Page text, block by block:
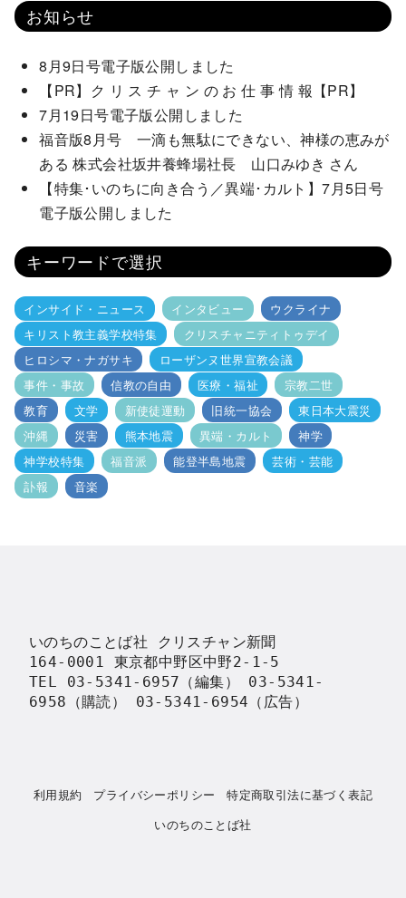
お知らせ
8月9日号電子版公開しました
【PR】ク リ ス チ ャ ン の お 仕 事 情 報【PR】
7月19日号電子版公開しました
福音版8月号 一滴も無駄にできない、神様の恵みが
ある 株式会社坂井養蜂場社長 山口みゆき さん
【特集･いのちに向き合う／異端･カルト】7月5日号
電子版公開しました
キーワードで選択
インサイド・ニュース インタビュー
ウクライナ
キリスト教主義学校特集
クリスチャニティトゥデイ
ヒロシマ・ナガサキ
ローザンヌ世界宣教会議
事件・事故
信教の自由 医療・福祉
宗教二世
教育
文学 新使徒運動 旧統一協会
東日本大震災
沖縄
災害 熊本地震 異端・カルト
神学
神学校特集
福音派 能登半島地震
芸術・芸能
訃報
音楽
いのちのことば社 クリスチャン新聞
164-0001 東京都中野区中野2-1-5
TEL 03-5341-6957（編集） 03-5341-
6958（購読） 03-5341-6954（広告）
利用規約 プライバシーポリシー
特定商取引法に基づく表記
いのちのことば社